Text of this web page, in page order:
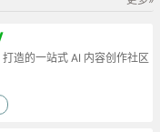
造的一站式 AI 内容创作社区